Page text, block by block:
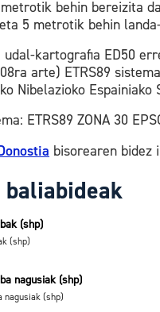
behin bereizita
5 metrotik behin
udal-kartografia ED50
arte) ETRS89
Nibelazioko
ETRS89 ZONA 30
bisorearen bidez
(shp)
(shp)
nagusiak (shp)
nagusiak (shp)